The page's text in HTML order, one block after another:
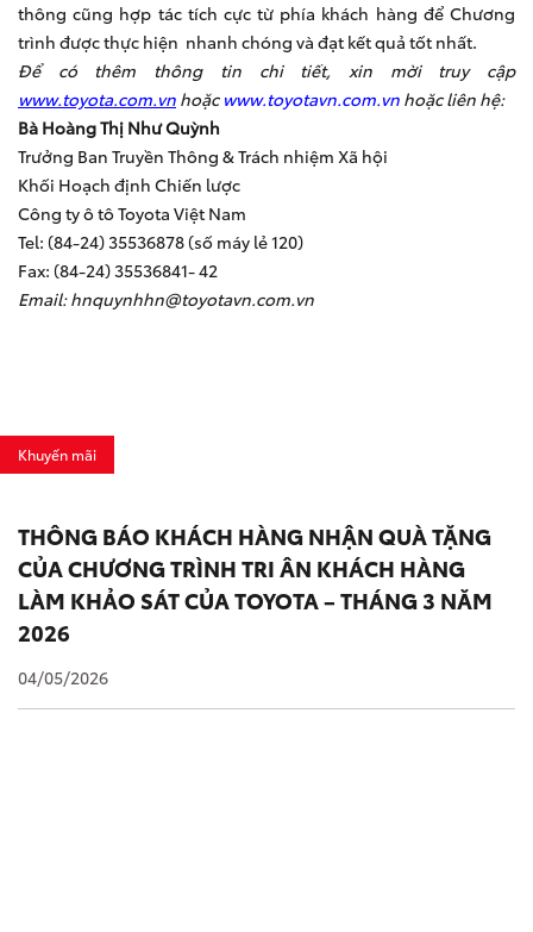
thông cũng hợp tác tích cực từ phía khách hàng để Chương
trình được thực hiện nhanh chóng và đạt kết quả tốt nhất.
Để có thêm thông tin chi tiết, xin mời truy cập
www.toyota.com.vn hoặc www.toyotavn.com.vn hoặc liên hệ:
Bà Hoàng Thị Như Quỳnh
Trưởng Ban Truyền Thông & Trách nhiệm Xã hội
Khối Hoạch định Chiến lược
Công ty ô tô Toyota Việt Nam
Tel: (84-24) 35536878 (số máy lẻ 120)
Fax: (84-24) 35536841- 42
Email:hnquynhhn@toyotavn.com.vn
Khuyến mãi
THÔNG BÁO KHÁCH HÀNG NHẬN QUÀ TẶNG
CỦA CHƯƠNG TRÌNH TRI ÂN KHÁCH HÀNG
LÀM KHẢO SÁT CỦA TOYOTA – THÁNG 3 NĂM
2026
04/05/2026